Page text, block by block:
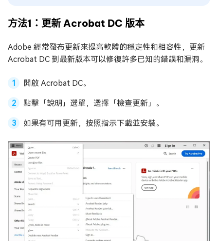
方法1：更新 Acrobat DC 版本
Adobe 經常發布更新來提高軟體的穩定性和相容性，更新
Acrobat DC 到最新版本可以修復許多已知的錯誤和漏洞。
開啟 Acrobat DC。
點擊「說明」選單，選擇「檢查更新」。
如果有可用更新，按照指示下載並安裝。